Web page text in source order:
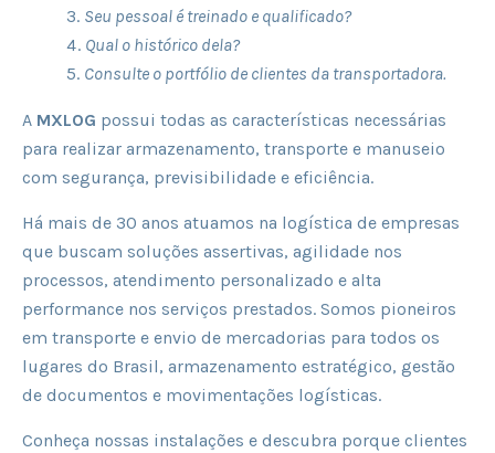
Seu pessoal é treinado e qualificado?
Qual o histórico dela?
Consulte o portfólio de clientes da transportadora.
A MXLOG possui todas as características necessárias
para realizar armazenamento, transporte e manuseio
com segurança, previsibilidade e eficiência.
Há mais de 30 anos atuamos na logística de empresas
que buscam soluções assertivas, agilidade nos
processos, atendimento personalizado e alta
performance nos serviços prestados. Somos pioneiros
em transporte e envio de mercadorias para todos os
lugares do Brasil, armazenamento estratégico, gestão
de documentos e movimentações logísticas.
Conheça nossas instalações e descubra porque clientes